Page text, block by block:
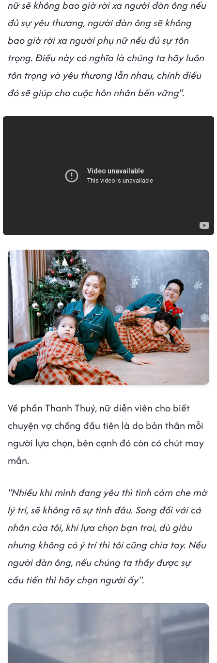
nữ sẽ không bao giờ rời xa người đàn ông nếu
đủ sự yêu thương, người đàn ông sẽ không
bao giờ rời xa người phụ nữ nếu đủ sự tôn
trọng. Điều này có nghĩa là chúng ta hãy luôn
tôn trọng và yêu thương lẫn nhau, chính điều
đó sẽ giúp cho cuộc hôn nhân bền vững".
Về phần Thanh Thuý, nữ diễn viên cho biết
chuyện vợ chồng đầu tiên là do bản thân mỗi
người lựa chọn, bên cạnh đó còn có chút may
mắn.
"Nhiều khi mình đang yêu thì tình cảm che mờ
lý trí, sẽ không rõ sự tình đâu. Song đối với cá
nhân của tôi, khi lựa chọn bạn trai, dù giàu
nhưng không có ý trí thì tôi cũng chia tay. Nếu
người đàn ông, nếu chúng ta thấy được sự
cầu tiến thì hãy chọn người ấy".